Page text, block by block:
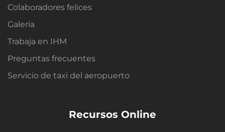
Colaboradores felices
Galería
Trabaja en IHM
Preguntas frecuentes
Servicio de taxi del aeropuerto
Recursos Online